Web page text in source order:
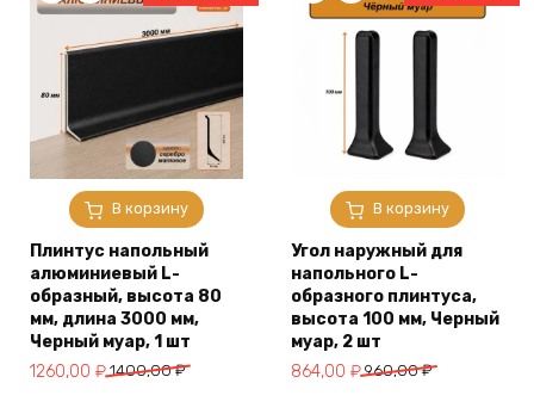
В корзину
Плинтус напольный
алюминиевый L-
образный, высота 80
мм, длина 3000 мм,
Черный муар, 1 шт
1400,00₽
Первоначальная
1260,00 ₽
Текущая
В корзину
Угол наружный для
напольного L-
образного плинтуса,
высота 100 мм, Черный
муар, 2 шт
960,00₽
Первоначальная
864,00 ₽
Текущая